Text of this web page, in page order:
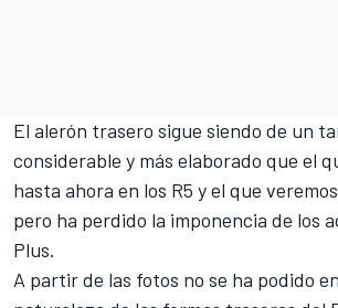
El alerón trasero sigue siendo de un
considerable y más elaborado que el
hasta ahora en los R5 y el que
pero ha perdido la imponencia de los
Plus.
A partir de las fotos no se ha podido